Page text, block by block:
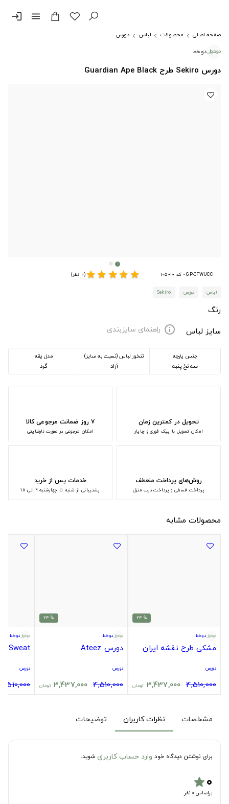
menu
login
صفحه اصلی محصولات لباس
دورس
دوخط
دورس Sekiro طرح Guardian Ape Black
GP-CFWUCC - کد 105010 star
star
star
star
star(0 نظر)
لباس دورس Sekiro
رنگ
سایز لباس
info راهنمای سایزبندی
جنس پارچه
سه نخ پنبه
تنخور لباس (نسبت به سایز)
آزاد
مدل یقه
گرد
تحویل در کمترین زمان
امکان تحویل با پیک فوری و چاپار
۷ روز ضمانت مرجوعی کالا
امکان مرجوعی در صورت نارضایتی
روش‌های پرداخت منعطف
پرداخت قسطی و پرداخت درب منزل
خدمات پس از خرید
پشتیبانی از شنبه تا چهارشنبه 9 الی 18
محصولات مشابه
% 24
دوخط
مشکی طرح نقشه ایران
دورس
4,510,000
3,437,000 تومان
% 24
دوخط
دورس Ateez
دورس
4,510,000
3,437,000 تومان
دوخط
Sweat
دورس
4,510,000
مشخصات نظرات کاربران توضیحات
برای نوشتن دیدگاه خود وارد حساب کاربری شوید.
۰star
براساس 0 نفر